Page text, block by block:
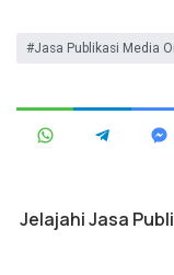
Jasa Publikasi Media
Jelajahi Jasa